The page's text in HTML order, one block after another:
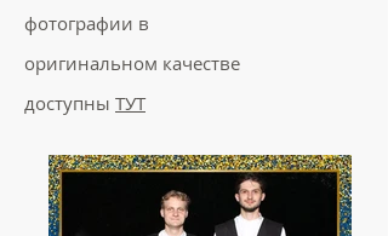
фотографии в
оригинальном качестве
доступны ТУТ